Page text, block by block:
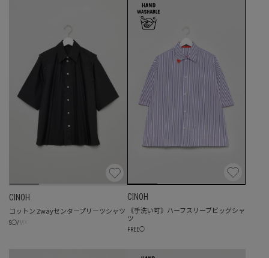
CINOH
コットン 2wayセンタープリーツシャツ
S◯/
CINOH
《手洗い可》ハーフスリーブビッグシャ
ツ
FREE◯